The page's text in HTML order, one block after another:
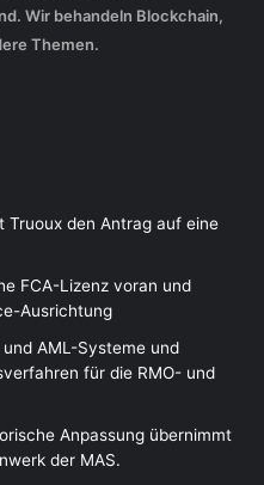
Wir behandeln Blockchain,
Themen.
Truoux den Antrag auf eine
FCA-Lizenz voran und
Ausrichtung
AML-Systeme und
für die RMO- und
Anpassung übernimmt
der MAS.